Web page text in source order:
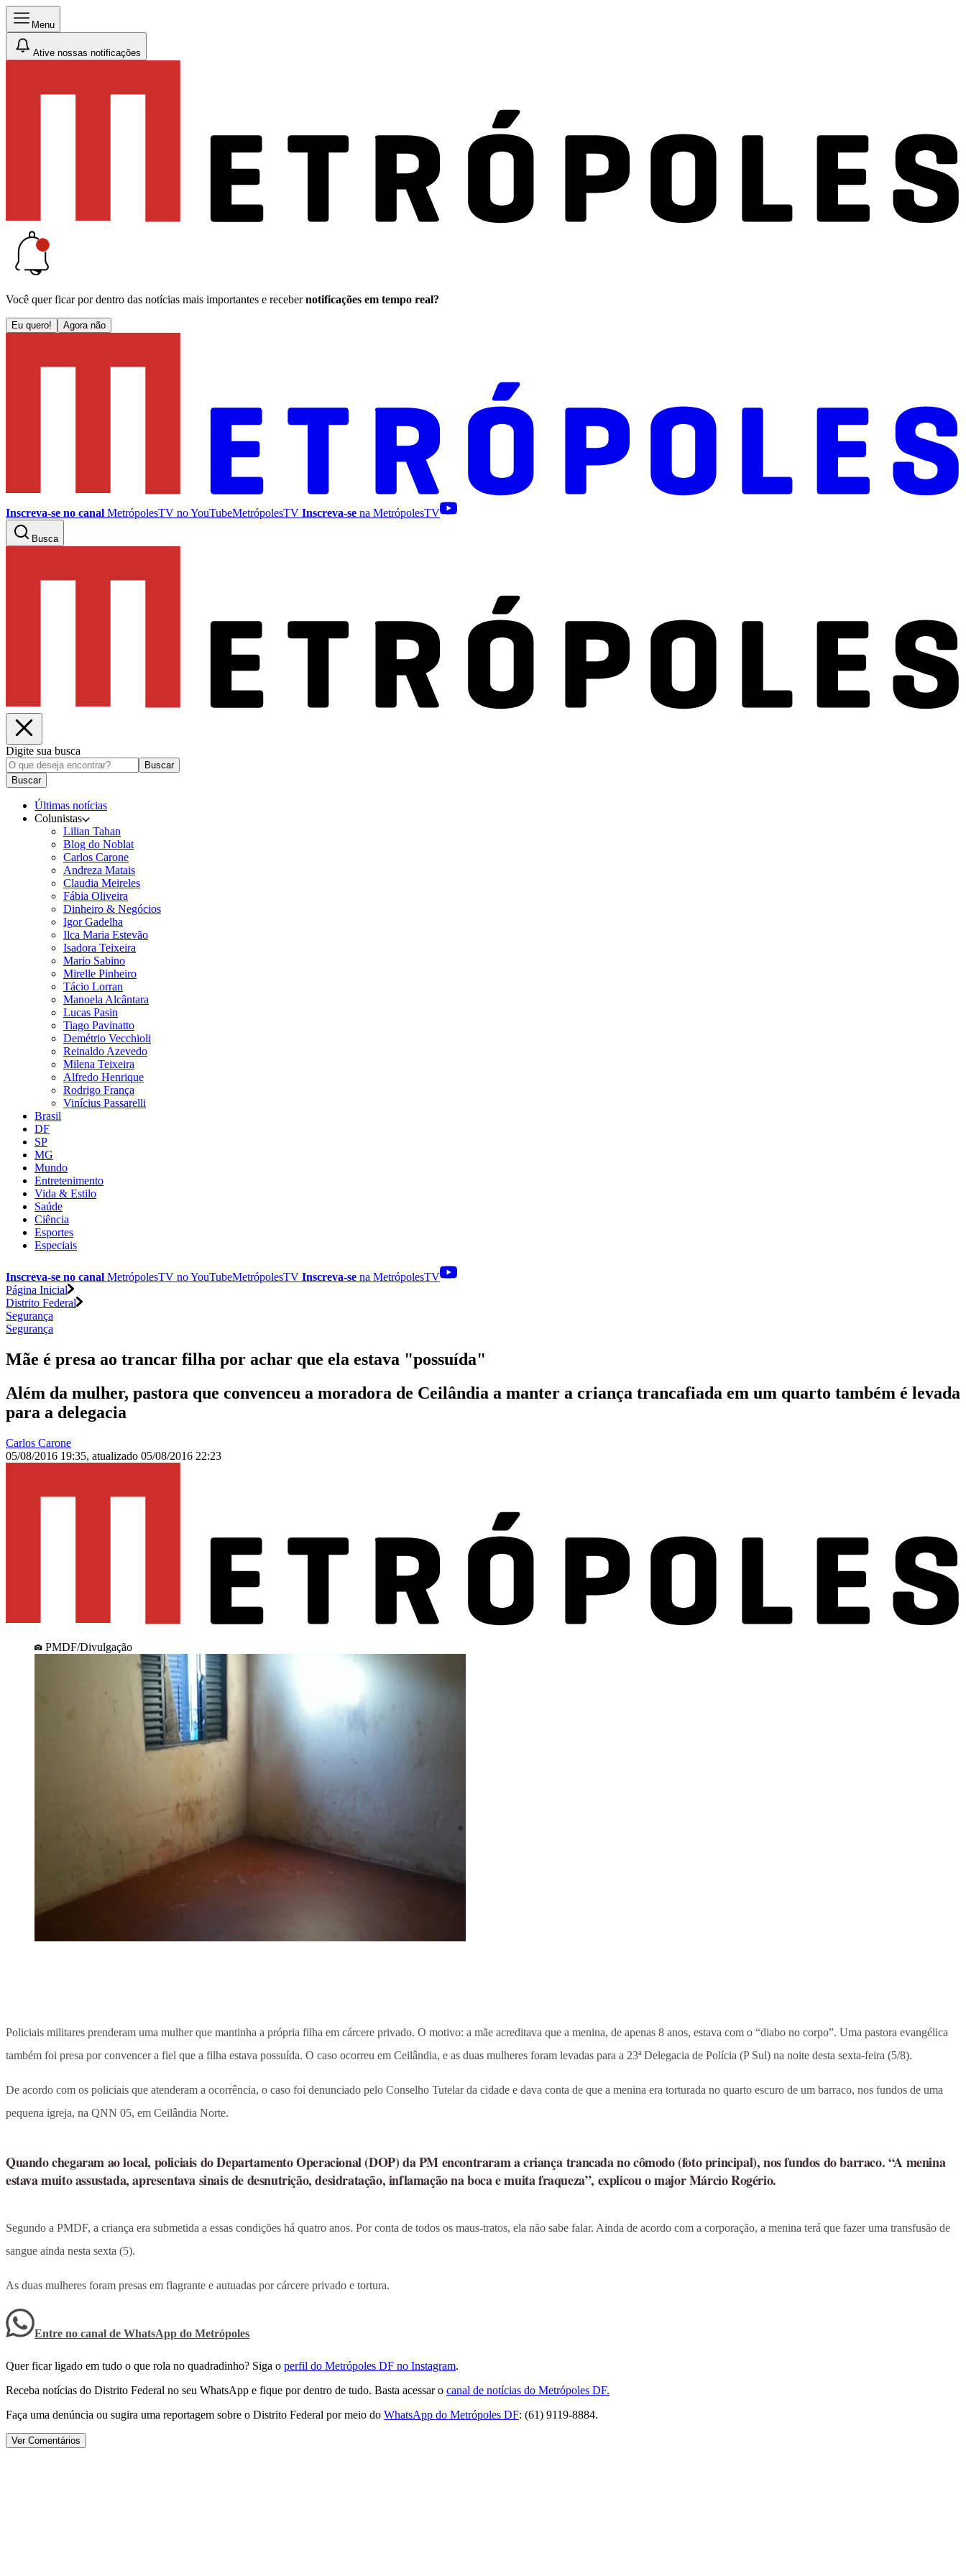
Menu
Ative nossas notificações
Você quer ficar por dentro das notícias mais importantes e receber notificações em tempo real?
Eu quero! Agora não
Inscreva-se no canal MetrópolesTV noYouTubeMetrópolesTV Inscreva-se na MetrópolesTV
Busca
Digite sua busca
Buscar
Buscar
Últimas notícias
Colunistas
Lilian Tahan
Blog do Noblat
Carlos Carone
Andreza Matais
Claudia Meireles
Fábia Oliveira
Dinheiro & Negócios
Igor Gadelha
Ilca Maria Estevão
Isadora Teixeira
Mario Sabino
Mirelle Pinheiro
Tácio Lorran
Manoela Alcântara
Lucas Pasin
Tiago Pavinatto
Demétrio Vecchioli
Reinaldo Azevedo
Milena Teixeira
Alfredo Henrique
Rodrigo França
Vinícius Passarelli
Brasil
DF
SP
MG
Mundo
Entretenimento
Vida & Estilo
Saúde
Ciência
Esportes
Especiais
Inscreva-se no canal MetrópolesTV noYouTubeMetrópolesTV Inscreva-se na MetrópolesTV
Página Inicial
Distrito Federal
Segurança
Segurança
Mãe é presa ao trancar filha por achar que ela estava "possuída"
Além da mulher, pastora que convenceu a moradora de Ceilândia a manter a criança trancafiada em um quarto também é levada
para a delegacia
Carlos Carone
05/08/2016 19:35, atualizado 05/08/2016 22:23
PMDF/Divulgação
Policiais militares prenderam uma mulher que mantinha a própria filha em cárcere privado. O motivo: a mãe acreditava que a menina, de apenas 8 anos, estava com o “diabo no corpo”. Uma pastora evangélica
também foi presa por convencer a fiel que a filha estava possuída. O caso ocorreu em Ceilândia, e as duas mulheres foram levadas para a 23ª Delegacia de Polícia (P Sul) na noite desta sexta-feira (5/8).
De acordo com os policiais que atenderam a ocorrência, o caso foi denunciado pelo Conselho Tutelar da cidade e dava conta de que a menina era torturada no quarto escuro de um barraco, nos fundos de uma
pequena igreja, na QNN 05, em Ceilândia Norte.
Quando chegaram ao local, policiais do Departamento Operacional (DOP) da PM encontraram a criança trancada no cômodo (foto principal), nos fundos do barraco. “A menina
estava muito assustada, apresentava sinais de desnutrição, desidratação, inflamação na boca e muita fraqueza”, explicou o major Márcio Rogério.
Segundo a PMDF, a criança era submetida a essas condições há quatro anos. Por conta de todos os maus-tratos, ela não sabe falar. Ainda de acordo com a corporação, a menina terá que fazer uma transfusão de
sangue ainda nesta sexta (5).
As duas mulheres foram presas em flagrante e autuadas por cárcere privado e tortura.
Entre no canal de WhatsApp do Metrópoles
Quer ficar ligado em tudo o que rola no quadradinho? Siga o perfil do Metrópoles DF no Instagram.
Receba notícias do Distrito Federal no seu WhatsApp e fique por dentro de tudo. Basta acessar o canal de notícias do Metrópoles DF.
Faça uma denúncia ou sugira uma reportagem sobre o Distrito Federal por meio do WhatsApp do Metrópoles DF: (61) 9119-8884.
Ver Comentários